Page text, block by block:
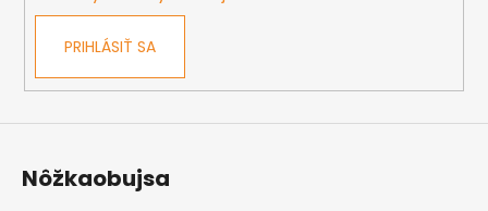
PRIHLÁSIŤ SA
Nôžkaobujsa